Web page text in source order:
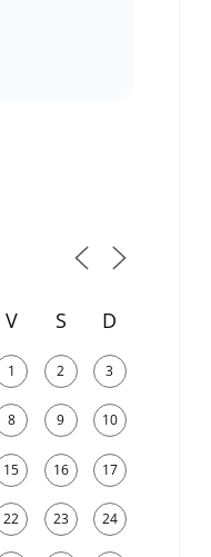
V S D
1 2 3
8 9 10
15 16 17
22 23 24